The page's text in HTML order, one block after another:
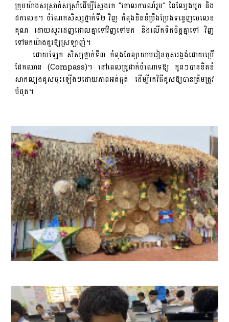
ក្រុមយ៉ាងសស្រាក់សស្រាំដើម្បីស្វែងរក "គោលការណ៍រួម" នៃល្បែងបូក និង
ដកលេខ។ ចំណែកសិស្សថ្នាក់ទី២ វិញ កំពុងខិតខំប្រឹងប្រែងទន្ទេញមេលេខ
គុណ ដោយសួរដេញដោលគ្នាទៅវិញទៅមក និងលើកទឹកចិត្តគ្នាទៅ វិញ
ទៅមកយ៉ាងគួរឱ្យស្រឡាញ់។
ដោយឡែក សិស្សថ្នាក់ទី៣ កំពុងតែព្យាយាមរៀនគូសរង្វង់ដោយប្រើ
ដែកឈាន (Compass)។ នៅពេលគ្រូដាក់ចំណោទឱ្យ កូនៗបានខិតខំ
សាកល្បងគូសចុះឡើងៗដោយភាពអត់ធ្មត់ ដើម្បីរកវិធីគូសឱ្យបានត្រឹមត្រូវ
បំផុត។